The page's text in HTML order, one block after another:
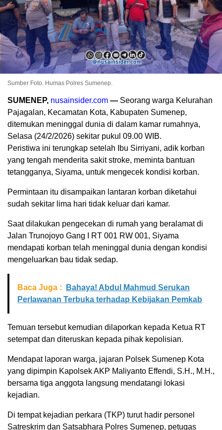
Sumber Foto. Humas Polres Sumenep.
SUMENEP, nusainsider.com — Seorang warga Kelurahan
Pajagalan, Kecamatan Kota, Kabupaten Sumenep,
ditemukan meninggal dunia di dalam kamar rumahnya,
Selasa (24/2/2026) sekitar pukul 09.00 WIB.
Peristiwa ini terungkap setelah Ibu Sirriyani, adik korban
yang tengah menderita sakit stroke, meminta bantuan
tetangganya, Siyama, untuk mengecek kondisi korban.
Permintaan itu disampaikan lantaran korban diketahui
sudah sekitar lima hari tidak keluar dari kamar.
Saat dilakukan pengecekan di rumah yang beralamat di
Jalan Trunojoyo Gang I RT 001 RW 001, Siyama
mendapati korban telah meninggal dunia dengan kondisi
mengeluarkan bau tidak sedap.
Baca Juga :
Bahaya! Abdul Mahmud Serukan
Perlawanan Terbuka terhadap Kebijakan Pemkab
Temuan tersebut kemudian dilaporkan kepada Ketua RT
setempat dan diteruskan kepada pihak kepolisian.
Mendapat laporan warga, jajaran Polsek Sumenep Kota
yang dipimpin Kapolsek AKP Maliyanto Effendi, S.H., M.H.,
bersama tiga anggota langsung mendatangi lokasi
kejadian.
Di tempat kejadian perkara (TKP) turut hadir personel
Satreskrim dan Satsabhara Polres Sumenep, petugas